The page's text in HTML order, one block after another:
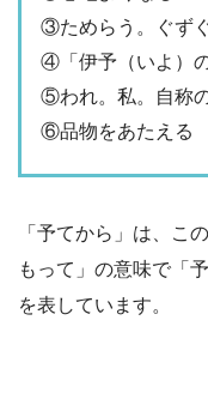
③ためらう。ぐず
④「伊予（いよ）
⑤われ。私。自称
⑥品物をあたえる
「予てから」は、こ
もって」の意味で「
を表しています。